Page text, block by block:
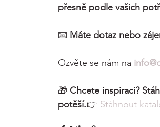
přesně podle vašich
📧 Máte dotaz nebo
Ozvěte se nám na
🎁 Chcete inspiraci?
potěší.👉 Stáhnout